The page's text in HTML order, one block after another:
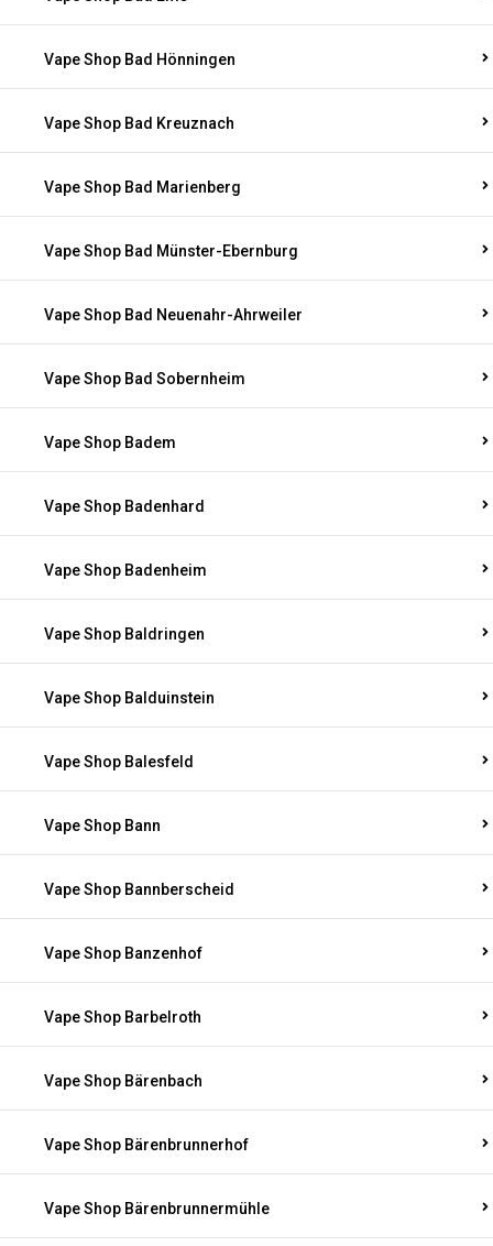
Vape Shop Bad Hönningen
Vape Shop Bad Kreuznach
Vape Shop Bad Marienberg
Vape Shop Bad Münster-Ebernburg
Vape Shop Bad Neuenahr-Ahrweiler
Vape Shop Bad Sobernheim
Vape Shop Badem
Vape Shop Badenhard
Vape Shop Badenheim
Vape Shop Baldringen
Vape Shop Balduinstein
Vape Shop Balesfeld
Vape Shop Bann
Vape Shop Bannberscheid
Vape Shop Banzenhof
Vape Shop Barbelroth
Vape Shop Bärenbach
Vape Shop Bärenbrunnerhof
Vape Shop Bärenbrunnermühle